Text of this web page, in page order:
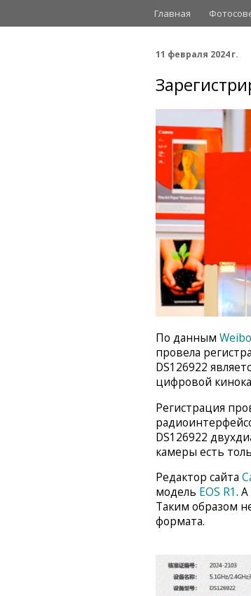
Главная
11 февраля 2024 г.
По данным
провела
DS126922
цифровой
Регистрация
DS126922
камеры есть
Редактор сайта
модель EOS R1.
Таким образом
формата.